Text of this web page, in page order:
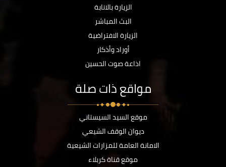
الزيارة بالانابة
البث المباشر
الزيارة الافتراضية
أوراد وأذكار
اذاعة صوت الحسين
مواقع ذات صلة
موقع السيد السيستاني
ديوان الوقف الشيعي
الامانة العامة للمزارات الشيعية
موقع قناة كربلاء